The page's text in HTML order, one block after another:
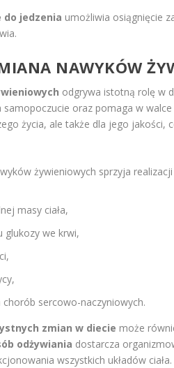
do jedzenia umożliwia osiągnięcie
NAWYKÓW
odgrywa istotną rolę w
samopoczucie oraz pomaga w walce
życia, ale także dla jego
żywieniowych sprzyja
masy ciała,
glukozy we krwi,
chorób sercowo-naczyniowych.
zmian w diecie może
odżywiania dostarcza
wszystkich układów